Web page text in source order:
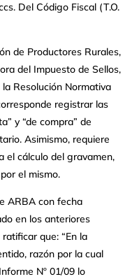
Del Código Fiscal (T.O.
de Productores Rurales,
del Impuesto de Sellos,
Resolución Normativa
registrar las
y “de compra” de
Asimismo, requiere
el cálculo del gravamen,
el mismo.
ARBA con fecha
en los anteriores
que: “En la
razón por la cual
Nº 01/09 lo